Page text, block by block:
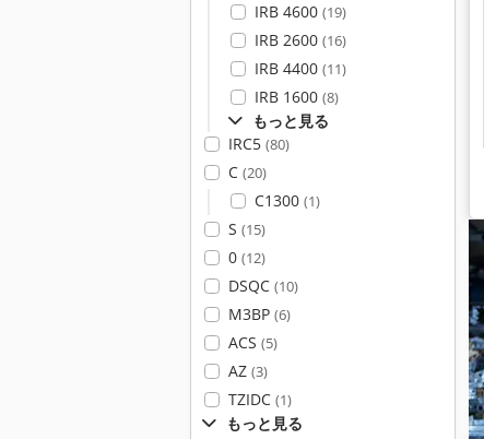
IRB 4600 (19)
IRB 2600 (16)
IRB 4400 (11)
IRB 1600 (8)
もっと見る
IRC5 (80)
C (20)
C1300 (1)
S (15)
0 (12)
DSQC (10)
M3BP (6)
ACS (5)
AZ (3)
TZIDC (1)
もっと見る